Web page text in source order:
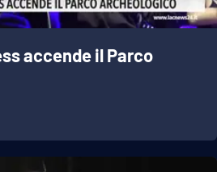
accende il Parco